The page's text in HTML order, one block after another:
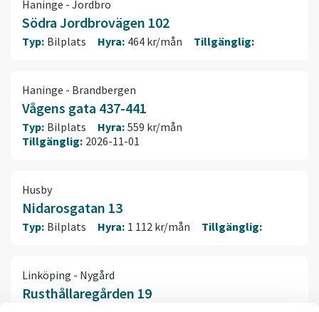
Södra Jordbrovägen 102
Haninge - Jordbro
Typ: Bilplats Hyra: 464 kr/mån Tillgänglig:
Vågens gata 437-441
Haninge - Brandbergen
Typ: Bilplats Hyra: 559 kr/mån
Tillgänglig: 2026-11-01
Nidarosgatan 13
Husby
Typ: Bilplats Hyra: 1 112 kr/mån Tillgänglig:
Rusthållaregården 19
Linköping - Nygård